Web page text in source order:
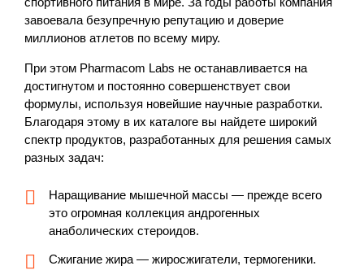
завоевала безупречную репутацию и доверие
миллионов атлетов по всему миру.
При этом Pharmacom Labs не останавливается на
достигнутом и постоянно совершенствует свои
формулы, используя новейшие научные разработки.
Благодаря этому в их каталоге вы найдете широкий
спектр продуктов, разработанных для решения самых
разных задач:
Наращивание мышечной массы — прежде всего
это огромная коллекция андрогенных
анаболических стероидов.
Сжигание жира — жиросжигатели, термогеники.